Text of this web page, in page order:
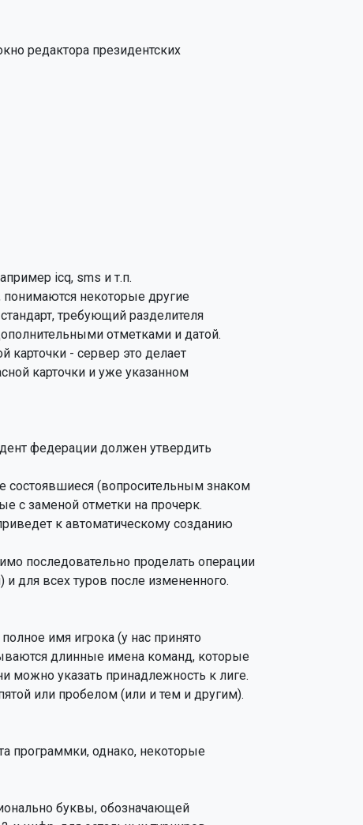
редактора президентских
icq, sms и т.п.
понимаются некоторые другие
требующий разделителя
отметками и датой.
карточки - сервер это делает
карточки и уже указанном
федерации должен утвердить
состоявшиеся (вопросительным знаком
с заменой отметки на прочерк.
к автоматическому созданию
последовательно проделать операции
для всех туров после измененного.
имя игрока (у нас принято
длинные имена команд, которые
можно указать принадлежность к лиге.
или пробелом (или и тем и другим).
программки, однако, некоторые
буквы, обозначающей